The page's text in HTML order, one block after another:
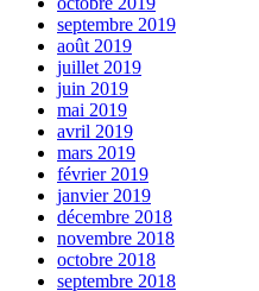
septembre 2019
août 2019
juillet 2019
juin 2019
mai 2019
avril 2019
mars 2019
février 2019
janvier 2019
décembre 2018
novembre 2018
octobre 2018
septembre 2018